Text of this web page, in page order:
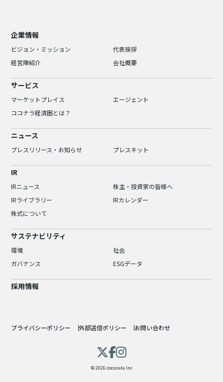
企業情報
ビジョン・ミッション
代表挨拶
経営陣紹介
会社概要
サービス
マーケットプレイス
エージェント
ココナラ経済圏とは？
ニュース
プレスリリース・お知らせ プレスキット
IR
IRニュース
株主・投資家の皆様へ
IRライブラリー
IRカレンダー
株式について
サステナビリティ
環境
社会
ガバナンス
ESGデータ
採用情報
プライバシーポリシー 外部送信ポリシー お問い合わせ
© 2026 coconala Inc